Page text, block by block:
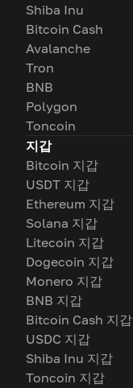
Shiba Inu
Bitcoin Cash
Avalanche
Tron
BNB
Polygon
Toncoin
지갑
Bitcoin 지갑
USDT 지갑
Ethereum 지갑
Solana 지갑
Litecoin 지갑
Dogecoin 지갑
Monero 지갑
BNB 지갑
Bitcoin Cash 지갑
USDC 지갑
Shiba Inu 지갑
Toncoin 지갑